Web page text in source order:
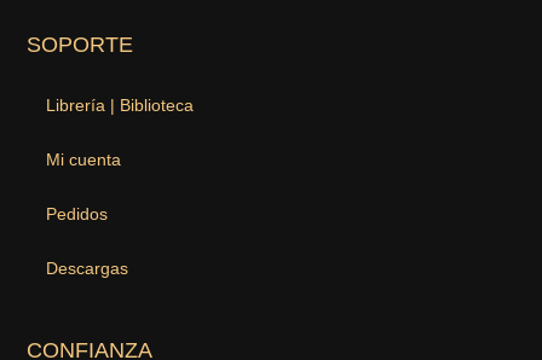
SOPORTE
Librería | Biblioteca
Mi cuenta
Pedidos
Descargas
CONFIANZA